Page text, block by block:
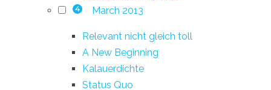
4 March 2013
Relevant nicht gleich toll
A New Beginning
Kalauerdichte
Status Quo